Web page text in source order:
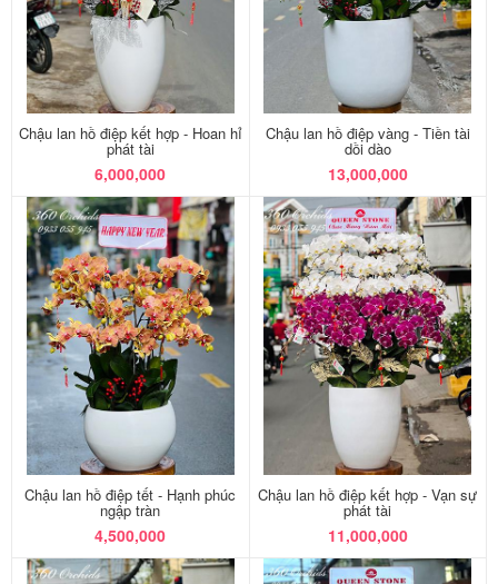
Chậu lan hồ điệp kết hợp - Hoan hỉ
phát tài
6,000,000
Chậu lan hồ điệp vàng - Tiền tài
dồi dào
13,000,000
Chậu lan hồ điệp tết - Hạnh phúc
ngập tràn
4,500,000
Chậu lan hồ điệp kết hợp - Vạn sự
phát tài
11,000,000